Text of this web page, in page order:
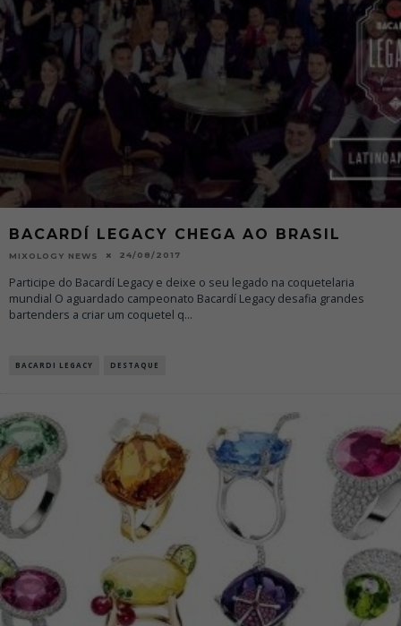
BACARDÍ LEGACY CHEGA AO BRASIL
MIXOLOGY NEWS 24/08/2017
Participe do Bacardí Legacy e deixe o seu legado na coquetelaria
mundial O aguardado campeonato Bacardí Legacy desafia grandes
bartenders a criar um coquetel q...
BACARDI LEGACY DESTAQUE